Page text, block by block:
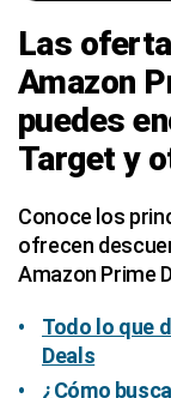
Las
Amazon
puedes
Target y
Conoce los
ofrecen
Amazon Prime
Todo lo que
Deals
¿Cómo